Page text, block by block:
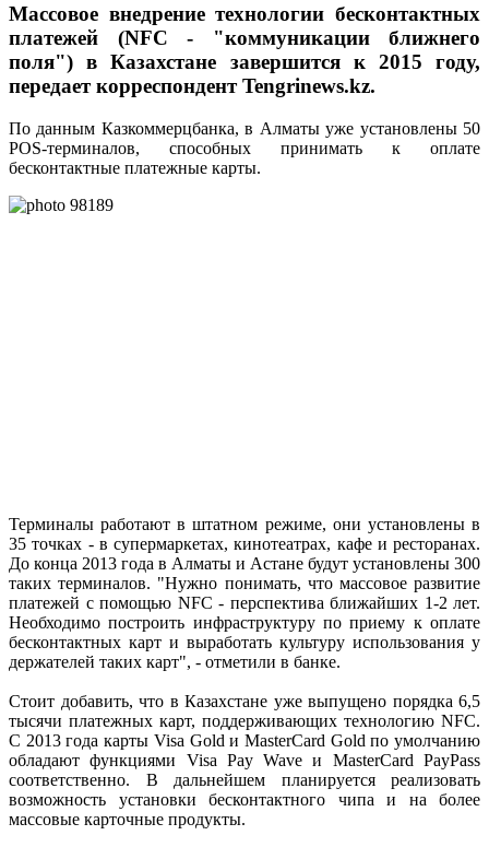
Массовое внедрение технологии бесконтактных
платежей (NFC - "коммуникации ближнего
поля") в Казахстане завершится к 2015 году,
передает корреспондент Tengrinews.kz.
По данным Казкоммерцбанка, в Алматы уже установлены 50
POS-терминалов, способных принимать к оплате
бесконтактные платежные карты.
Терминалы работают в штатном режиме, они установлены в
35 точках - в супермаркетах, кинотеатрах, кафе и ресторанах.
До конца 2013 года в Алматы и Астане будут установлены 300
таких терминалов. "Нужно понимать, что массовое развитие
платежей с помощью NFC - перспектива ближайших 1-2 лет.
Необходимо построить инфраструктуру по приему к оплате
бесконтактных карт и выработать культуру использования у
держателей таких карт", - отметили в банке.
Стоит добавить, что в Казахстане уже выпущено порядка 6,5
тысячи платежных карт, поддерживающих технологию NFC.
С 2013 года карты Visa Gold и MasterCard Gold по умолчанию
обладают функциями Visa Pay Wave и MasterCard PayPass
соответственно. В дальнейшем планируется реализовать
возможность установки бесконтактного чипа и на более
массовые карточные продукты.